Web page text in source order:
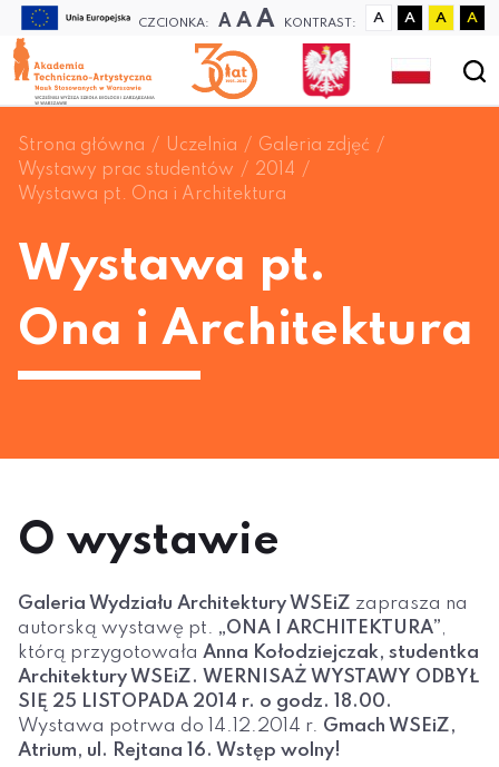
CZCIONKA: A A A KONTRAST: A A A A
Strona główna Uczelnia
Galeria zdjęć
Wystawy prac studentów
2014
Wystawa pt. Ona i Architektura
Wystawa pt.
Ona i Architektura
O wystawie
Galeria Wydziału Architektury WSEiZ zaprasza na
autorską wystawę pt. „ONA I ARCHITEKTURA”,
którą przygotowała Anna Kołodziejczak, studentka
Architektury WSEiZ. WERNISAŻ WYSTAWY ODBYŁ
SIĘ 25 LISTOPADA 2014 r. o godz. 18.00.
Wystawa potrwa do 14.12.2014 r. Gmach WSEiZ,
Atrium, ul. Rejtana 16. Wstęp wolny!